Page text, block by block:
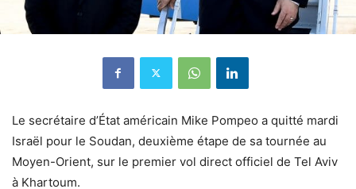
Le secrétaire d’État américain Mike Pompeo a quitté mardi
Israël pour le Soudan, deuxième étape de sa tournée au
Moyen-Orient, sur le premier vol direct officiel de Tel Aviv
à Khartoum.